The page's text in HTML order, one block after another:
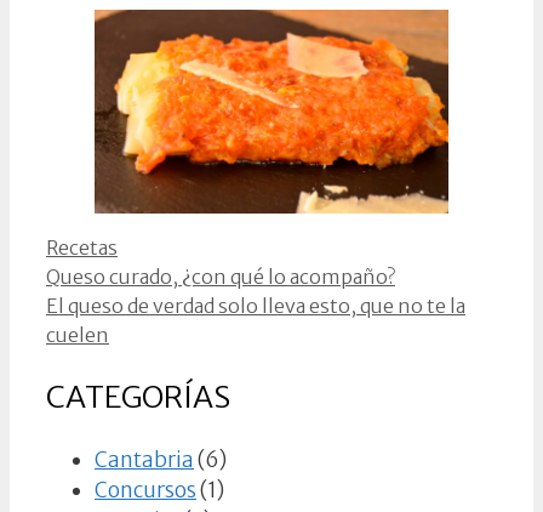
Categorías
Recetas
Queso curado, ¿con qué lo acompaño?
El queso de verdad solo lleva esto, que no te la
cuelen
CATEGORÍAS
Cantabria(6)
Concursos(1)